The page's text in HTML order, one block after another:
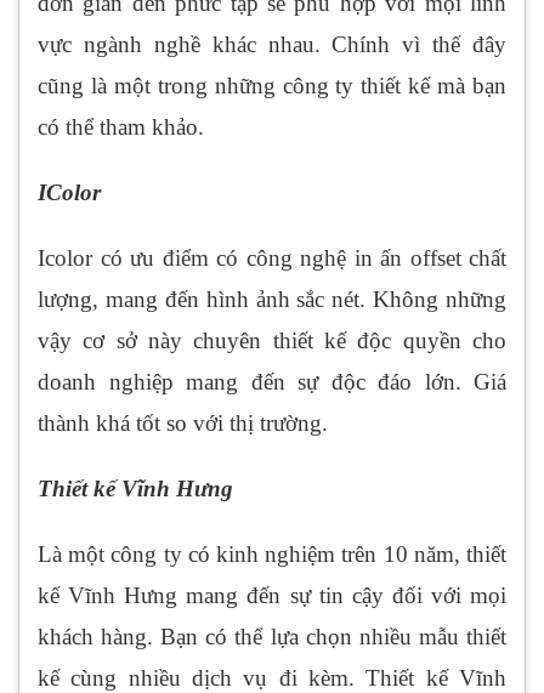
vực ngành nghề khác nhau. Chính vì thế đây
cũng là một trong những công ty thiết kế mà bạn
có thể tham khảo.
IColor
Icolor có ưu điểm có công nghệ in ấn offset chất
lượng, mang đến hình ảnh sắc nét. Không những
vậy cơ sở này chuyên thiết kế độc quyền cho
doanh nghiệp mang đến sự độc đáo lớn. Giá
thành khá tốt so với thị trường.
Thiết kế Vĩnh Hưng
Là một công ty có kinh nghiệm trên 10 năm, thiết
kế Vĩnh Hưng mang đến sự tin cậy đối với mọi
khách hàng. Bạn có thể lựa chọn nhiều mẫu thiết
kế cùng nhiều dịch vụ đi kèm. Thiết kế Vĩnh